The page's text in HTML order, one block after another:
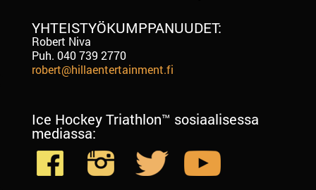
YHTEISTYÖKUMPPANUUDET:
Robert Niva
Puh. 040 739 2770
robert@hillaentertainment.fi
Ice Hockey Triathlon™ sosiaalisessa
mediassa: